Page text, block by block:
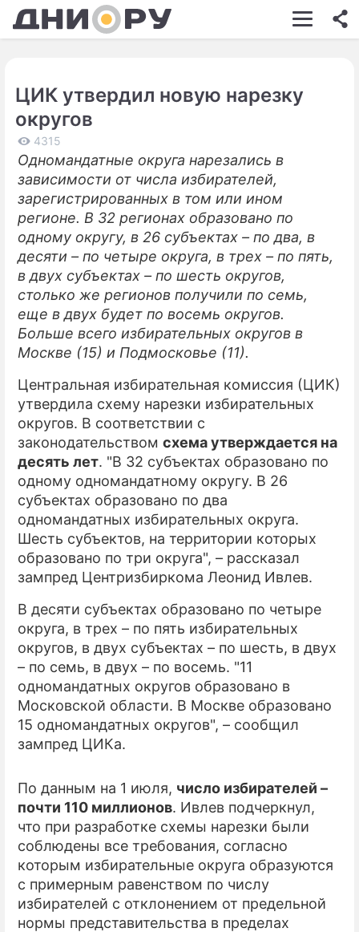
ШОУ-БИЗНЕС
КИНО
ЗДОРОВЬЕ
ЭКОНОМИКА
СОННИК
СТИЛЬ ЖИЗНИ
СЕРИАЛЫ
ИГРЫ
ПРЕСС-РЕЛИЗЫ
ЦИК утвердил новую нарезку
округов
4315
Одномандатные округа нарезались в
зависимости от числа избирателей,
зарегистрированных в том или ином
регионе. В 32 регионах образовано по
одному округу, в 26 субъектах – по два, в
десяти – по четыре округа, в трех – по пять,
в двух субъектах – по шесть округов,
столько же регионов получили по семь,
еще в двух будет по восемь округов.
Больше всего избирательных округов в
Москве (15) и Подмосковье (11).
Центральная избирательная комиссия (ЦИК)
утвердила схему нарезки избирательных
округов. В соответствии с
законодательством схема утверждается на
десять лет. "В 32 субъектах образовано по
одному одномандатному округу. В 26
субъектах образовано по два
одномандатных избирательных округа.
Шесть субъектов, на территории которых
образовано по три округа", – рассказал
зампред Центризбиркома Леонид Ивлев.
В десяти субъектах образовано по четыре
округа, в трех – по пять избирательных
округов, в двух субъектах – по шесть, в двух
– по семь, в двух – по восемь. "11
одномандатных округов образовано в
Московской области. В Москве образовано
15 одномандатных округов", – сообщил
зампред ЦИКа.
По данным на 1 июля, число избирателей –
почти 110 миллионов. Ивлев подчеркнул,
что при разработке схемы нарезки были
соблюдены все требования, согласно
которым избирательные округа образуются
с примерным равенством по числу
избирателей с отклонением от предельной
нормы представительства в пределах